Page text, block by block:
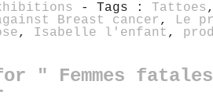
- Tags : Tattoes
Breast cancer ,
Le
, Isabelle l'enfant ,
" Femmes